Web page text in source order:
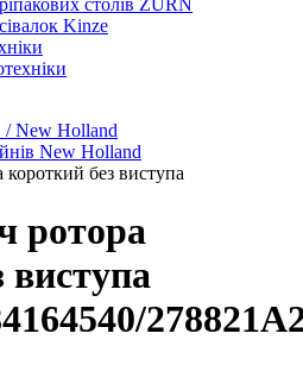
столів ZÜRN
Kinze
/ New Holland
New Holland
без виступа
ротора
виступа